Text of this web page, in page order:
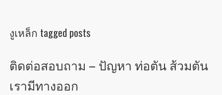
งูเหล็ก tagged posts
ติดต่อสอบถาม – ปัญหา ท่อตัน ส้วมตัน
เรามีทางออก